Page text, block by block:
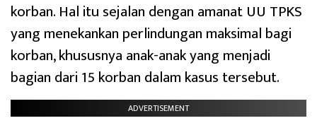
korban. Hal itu sejalan dengan amanat UU TPKS
yang menekankan perlindungan maksimal bagi
korban, khususnya anak-anak yang menjadi
bagian dari 15 korban dalam kasus tersebut.
ADVERTISEMENT